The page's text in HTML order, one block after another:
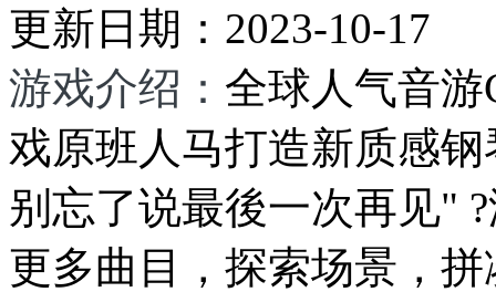
更新日期： 2023-10-17
游戏介绍： 全球人气音
戏原班人马打造新质感
别忘了说最後一次再见"
更多曲目，探索场景，